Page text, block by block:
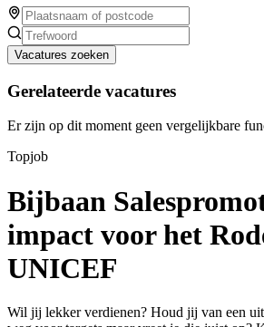
Vacatures zoeken
Gerelateerde vacatures
Er zijn op dit moment geen vergelijkbare
Topjob
Bijbaan
impact voor het
UNICEF
Wil jij lekker verdienen? Houd jij van een